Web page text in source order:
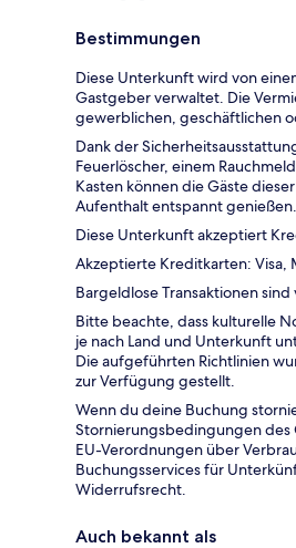
Bestimmungen
Diese Unterkunft wird von
Gastgeber verwaltet. Die
gewerblichen, geschäftlichen
Dank der
Feuerlöscher, einem
Kasten können die Gäste
Aufenthalt entspannt genießen.
Diese Unterkunft akzeptiert
Akzeptierte Kreditkarten: Visa,
Bargeldlose Transaktionen
Bitte beachte, dass kulturelle
je nach Land und Unterkunft
Die aufgeführten Richtlinien
zur Verfügung gestellt.
Wenn du deine Buchung
Stornierungsbedingungen des
EU-Verordnungen über
Buchungsservices für
Widerrufsrecht.
Auch bekannt als